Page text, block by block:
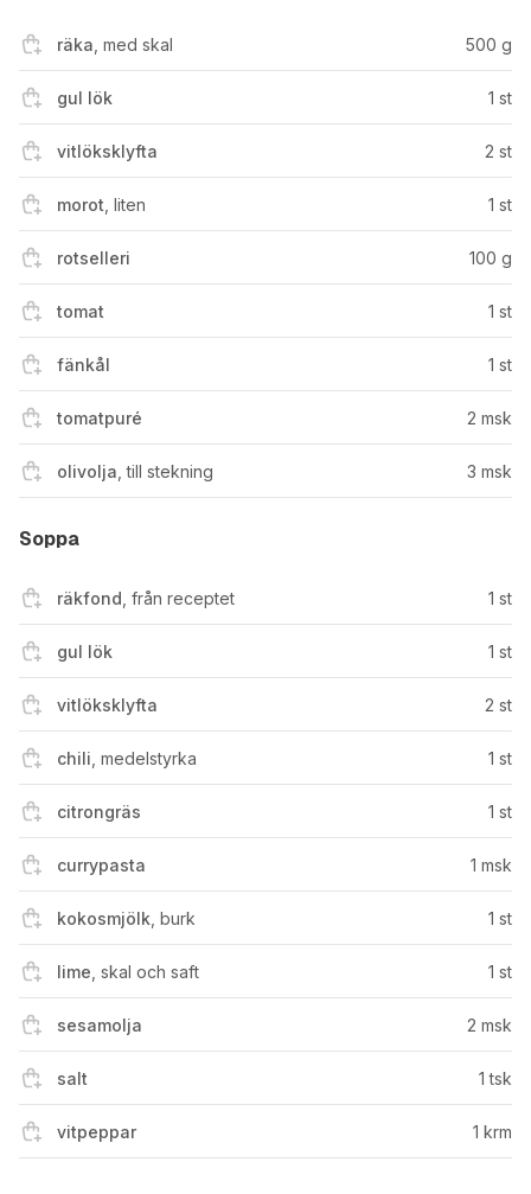
räka med skal 500 g
gul lök 1 st
vitlöksklyfta 2 st
morot liten 1 st
rotselleri 100 g
tomat 1 st
fänkål 1 st
tomatpuré 2 msk
olivolja ,till stekning 3 msk
Soppa
räkfond från receptet 1 st
gul lök 1 st
vitlöksklyfta 2 st
chili medelstyrka 1 st
citrongräs 1 st
currypasta 1 msk
kokosmjölk burk 1 st
lime skal och saft 1 st
sesamolja 2 msk
salt 1 tsk
vitpeppar 1 krm